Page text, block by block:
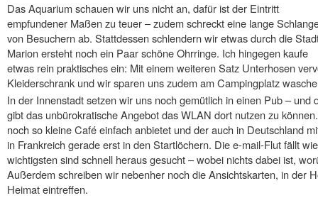
Das Aquarium schauen wir uns nicht an, dafür ist der Eintritt
empfundener Maßen zu teuer – zudem schreckt eine lange
von Besuchern ab. Stattdessen schlendern wir etwas durch die
Marion ersteht noch ein Paar schöne Ohrringe. Ich hingegen kaufe
etwas rein praktisches ein: Mit einem weiteren Satz Unterhosen
Kleiderschrank und wir sparen uns zudem am Campingplatz
In der Innenstadt setzen wir uns noch gemütlich in einen Pub – und
gibt das unbürokratische Angebot das WLAN dort nutzen zu
noch so kleine Café einfach anbietet und der auch in Deutschland
in Frankreich gerade erst in den Startlöchern. Die e-mail-Flut fällt
wichtigsten sind schnell heraus gesucht – wobei nichts dabei ist,
Außerdem schreiben wir nebenher noch die Ansichtskarten, in der
Heimat eintreffen.